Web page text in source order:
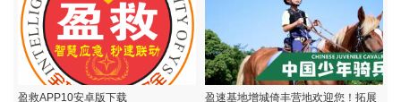
盈救APP10安卓版下载
盈速基地增城倚丰营地欢迎您！拓展